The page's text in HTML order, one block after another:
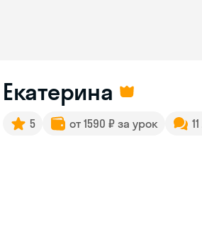
Екатерина
5 от 1590 ₽ за урок